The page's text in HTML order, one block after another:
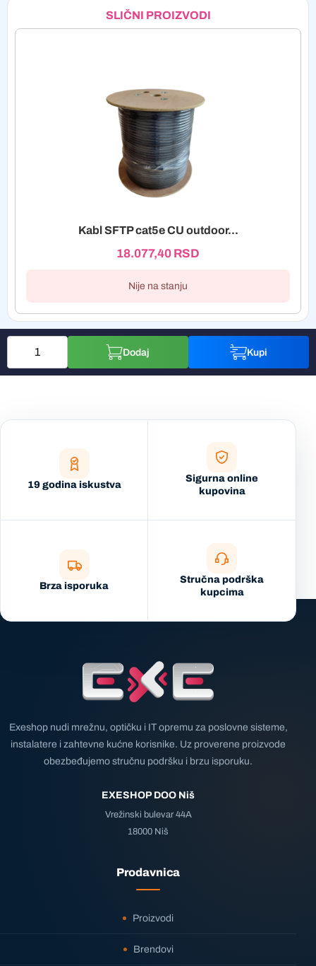
SLIČNI PROIZVODI
Kabl SFTP cat5e CU outdoor...
18.077,40 RSD
Nije na stanju
Dodaj Kupi
19 godina iskustva
Sigurna online
kupovina
Brza isporuka
Stručna podrška
kupcima
Exeshop nudi mrežnu, optičku i IT opremu za poslovne sisteme,
instalatere i zahtevne kućne korisnike. Uz proverene proizvode
obezbeđujemo stručnu podršku i brzu isporuku.
EXESHOP DOO Niš
Vrežinski bulevar 44A
18000 Niš
Prodavnica
Proizvodi
Brendovi